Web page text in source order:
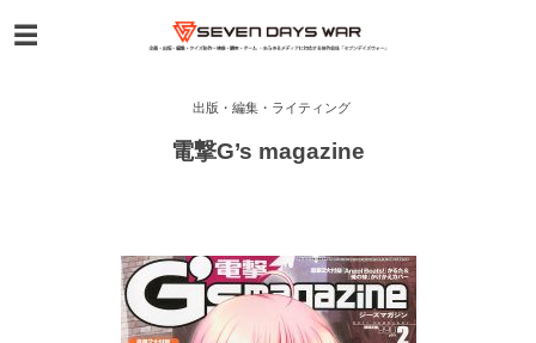
出版・編集・ライティング
電撃G’s magazine